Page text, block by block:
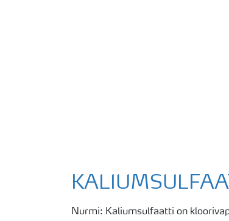
Nurmi: Kaliumsulfaatti on